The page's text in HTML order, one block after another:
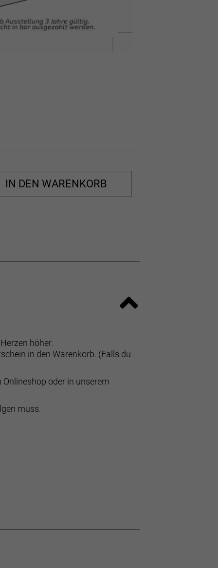
IN DEN WARENKORB
höher.
in den Warenkorb. (Falls du
oder in unserem
muss.